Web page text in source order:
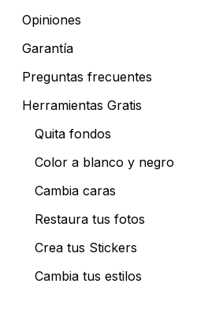
Opiniones
Garantía
Preguntas frecuentes
Herramientas Gratis
Quita fondos
Color a blanco y negro
Cambia caras
Restaura tus fotos
Crea tus Stickers
Cambia tus estilos